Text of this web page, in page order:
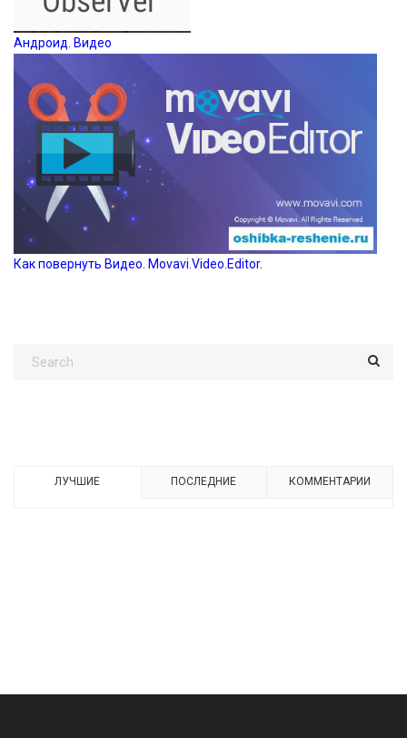
Андроид. Видео
Как повернуть Видео. Movavi.Video.Editor.
ЛУЧШИЕ ПОСЛЕДНИЕ КОММЕНТАРИИ